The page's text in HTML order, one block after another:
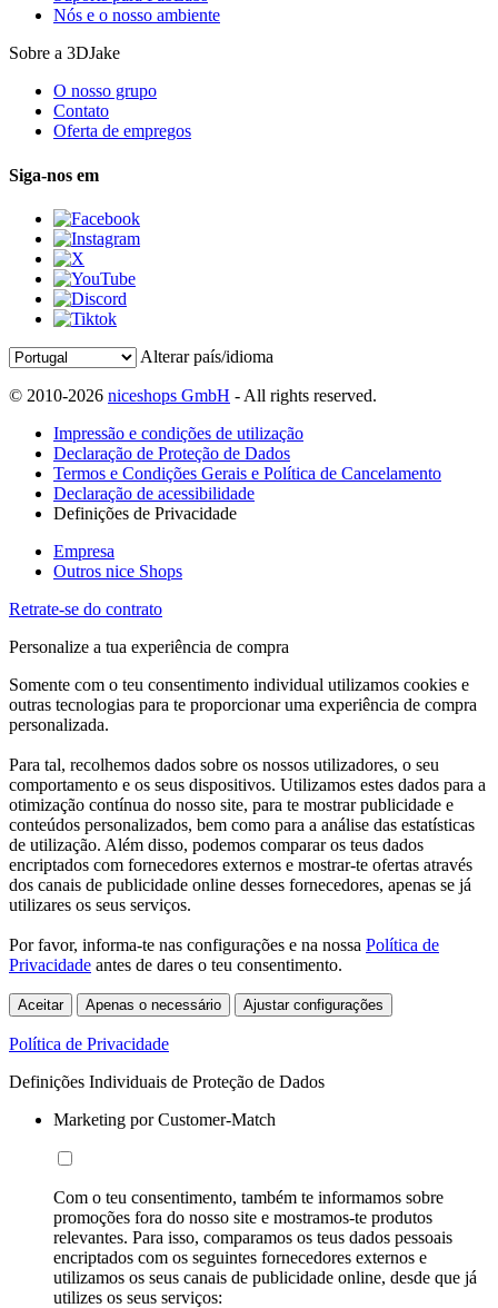
Nós e o nosso ambiente
Sobre a 3DJake
O nosso grupo
Contato
Oferta de empregos
Siga-nos em
Alterar país/idioma
© 2010-2026 niceshops GmbH - All rights reserved.
Impressão e condições de utilização
Declaração de Proteção de Dados
Termos e Condições Gerais e Política de Cancelamento
Declaração de acessibilidade
Definições de Privacidade
Empresa
Outros nice Shops
Retrate-se do contrato
Personalize a tua experiência de compra
Somente com o teu consentimento individual utilizamos cookies e
outras tecnologias para te proporcionar uma experiência de compra
personalizada.
Para tal, recolhemos dados sobre os nossos utilizadores, o seu
comportamento e os seus dispositivos. Utilizamos estes dados para a
otimização contínua do nosso site, para te mostrar publicidade e
conteúdos personalizados, bem como para a análise das estatísticas
de utilização. Além disso, podemos comparar os teus dados
encriptados com fornecedores externos e mostrar-te ofertas através
dos canais de publicidade online desses fornecedores, apenas se já
utilizares os seus serviços.
Por favor, informa-te nas configurações e na nossa Política de
Privacidade antes de dares o teu consentimento.
Aceitar Apenas o necessário Ajustar configurações
Política de Privacidade
Definições Individuais de Proteção de Dados
Marketing por Customer-Match
Com o teu consentimento, também te informamos sobre
promoções fora do nosso site e mostramos-te produtos
relevantes. Para isso, comparamos os teus dados pessoais
encriptados com os seguintes fornecedores externos e
utilizamos os seus canais de publicidade online, desde que já
utilizes os seus serviços: